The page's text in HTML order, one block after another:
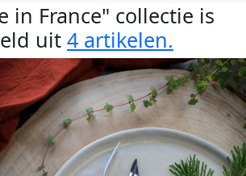
in France" collectie is
uit 4 artikelen.